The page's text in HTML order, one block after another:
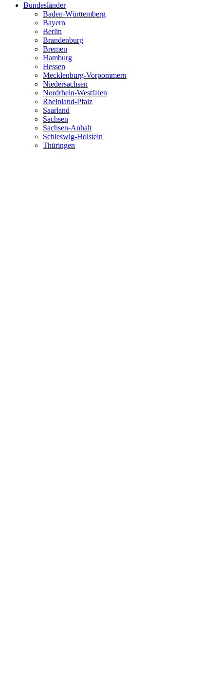
Bundesländer
Baden-Württemberg
Bayern
Berlin
Brandenburg
Bremen
Hamburg
Hessen
Mecklenburg-Vorpommern
Niedersachsen
Nordrhein-Westfalen
Rheinland-Pfalz
Saarland
Sachsen
Sachsen-Anhalt
Schleswig-Holstein
Thüringen